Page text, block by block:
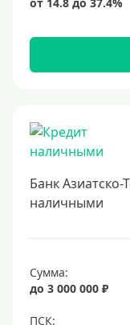
Банк
наличными
Сумма:
до 3 000 000 ₽